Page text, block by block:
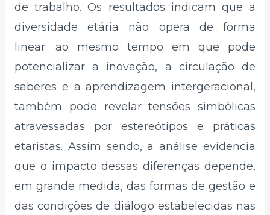
de trabalho. Os resultados indicam que a
diversidade etária não opera de forma
linear: ao mesmo tempo em que pode
potencializar a inovação, a circulação de
saberes e a aprendizagem intergeracional,
também pode revelar tensões simbólicas
atravessadas por estereótipos e práticas
etaristas. Assim sendo, a análise evidencia
que o impacto dessas diferenças depende,
em grande medida, das formas de gestão e
das condições de diálogo estabelecidas nas